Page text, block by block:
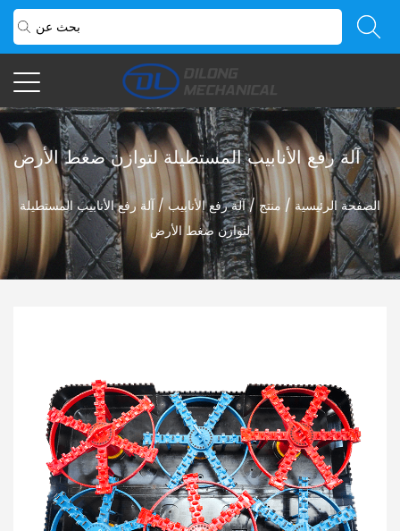
آلة رفع الأنابيب المستطيلة لتوازن ضغط الأرض
الصفحة الرئيسية / منتج/آلة رفع الأنابيب/آلة رفع الأنابيب المستطيلة
لتوازن ضغط الأرض